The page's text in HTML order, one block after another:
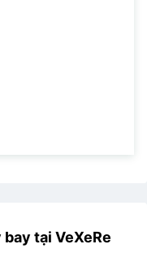
tại VeXeRe